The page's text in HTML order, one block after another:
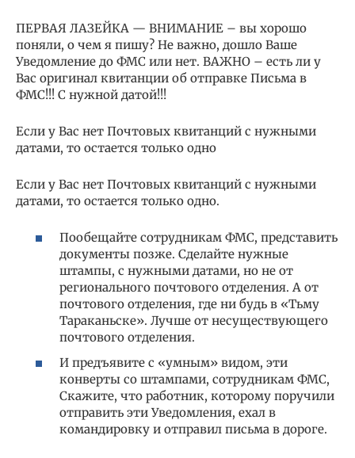
ПЕРВАЯ ЛАЗЕЙКА — ВНИМАНИЕ – вы хорошо
поняли, о чем я пишу? Не важно, дошло Ваше
Уведомление до ФМС или нет. ВАЖНО – есть ли у
Вас оригинал квитанции об отправке Письма в
ФМС!!! С нужной датой!!!
Если у Вас нет Почтовых квитанций с нужными
датами, то остается только одно
Если у Вас нет Почтовых квитанций с нужными
датами, то остается только одно.
Пообещайте сотрудникам ФМС, представить
документы позже. Сделайте нужные
штампы, с нужными датами, но не от
регионального почтового отделения. А от
почтового отделения, где ни будь в «Тьму
Тараканьске». Лучше от несуществующего
почтового отделения.
И предъявите с «умным» видом, эти
конверты со штампами, сотрудникам ФМС,
Скажите, что работник, которому поручили
отправить эти Уведомления, ехал в
командировку и отправил письма в дороге.